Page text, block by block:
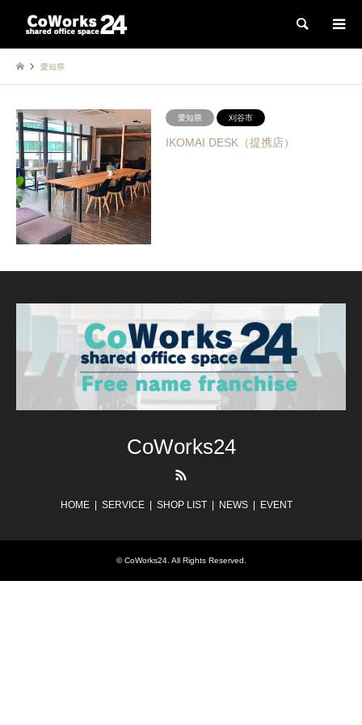
検索
愛知県
愛知県 刈谷市
IKOMAI DESK（提携店）
CoWorks24
HOME SERVICE SHOP LIST NEWS EVENT
©CoWorks24. All Rights Reserved.